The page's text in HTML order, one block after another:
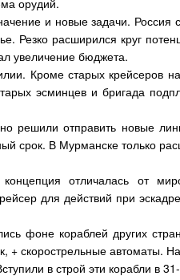
и новые задачи.
расширился круг
увеличение бюджета.
Кроме старых крейсеров
эсминцев и бригада
решили отправить новые
срок. В Мурманске только
отличалась от
для действий при
фоне кораблей других
скорострельные автоматы.
в строй эти корабли в